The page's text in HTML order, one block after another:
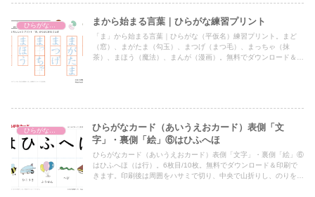
まから始まる言葉｜ひらがな練習プリント
「ま」から始まる言葉｜ひらがな（平仮名）練習プリント。まど
（窓）、まがたま（勾玉）、まつげ（まつ毛）、まっちゃ（抹
茶）、まほう（魔法）、まんが（漫画）。無料でダウンロード＆印
ひらがなカード（あいうえおカード）表側「文
字」・裏側「絵」⑥はひふへほ
ひらがなカード（あいうえおカード）表側「文字」・裏側「絵」⑥
はひふへほ（は行）。6枚目/10枚。無料でダウンロード＆印刷で
きます。印刷後は周囲をハサミで切り、中央で山折りし、のりを貼